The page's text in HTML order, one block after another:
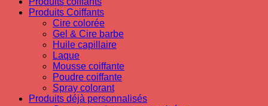
Produits Coiffants
Cire colorée
Gel & Cire barbe
Huile capillaire
Laque
Mousse coiffante
Poudre coiffante
Spray colorant
Produits déjà personnalisés